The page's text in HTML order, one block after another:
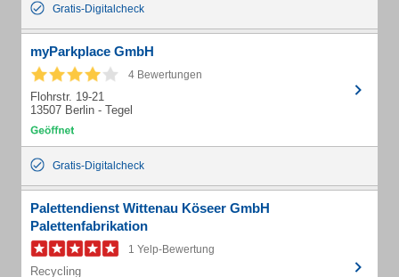
Gratis-Digitalcheck
myParkplace GmbH
4 Bewertungen
Flohrstr. 19-21
13507 Berlin - Tegel
Gratis-Digitalcheck
Palettendienst Wittenau Köseer GmbH
Palettenfabrikation
1 Yelp-Bewertung
Recycling